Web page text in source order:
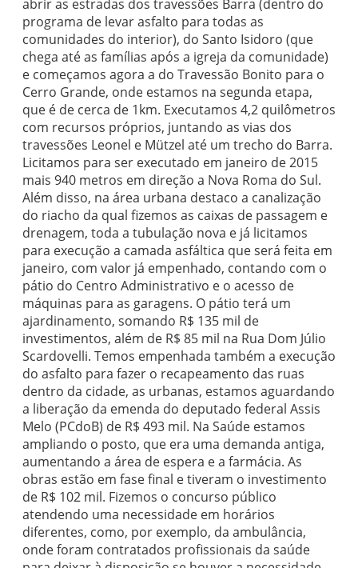
abrir as estradas dos travessões Barra (dentro do
programa de levar asfalto para todas as
comunidades do interior), do Santo Isidoro (que
chega até as famílias após a igreja da comunidade)
e começamos agora a do Travessão Bonito para o
Cerro Grande, onde estamos na segunda etapa,
que é de cerca de 1km. Executamos 4,2 quilômetros
com recursos próprios, juntando as vias dos
travessões Leonel e Mützel até um trecho do Barra.
Licitamos para ser executado em janeiro de 2015
mais 940 metros em direção a Nova Roma do Sul.
Além disso, na área urbana destaco a canalização
do riacho da qual fizemos as caixas de passagem e
drenagem, toda a tubulação nova e já licitamos
para execução a camada asfáltica que será feita em
janeiro, com valor já empenhado, contando com o
pátio do Centro Administrativo e o acesso de
máquinas para as garagens. O pátio terá um
ajardinamento, somando R$ 135 mil de
investimentos, além de R$ 85 mil na Rua Dom Júlio
Scardovelli. Temos empenhada também a execução
do asfalto para fazer o recapeamento das ruas
dentro da cidade, as urbanas, estamos aguardando
a liberação da emenda do deputado federal Assis
Melo (PCdoB) de R$ 493 mil. Na Saúde estamos
ampliando o posto, que era uma demanda antiga,
aumentando a área de espera e a farmácia. As
obras estão em fase final e tiveram o investimento
de R$ 102 mil. Fizemos o concurso público
atendendo uma necessidade em horários
diferentes, como, por exemplo, da ambulância,
onde foram contratados profissionais da saúde